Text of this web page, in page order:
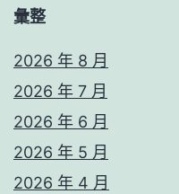
彙整
2026 年 8 月
2026 年 7 月
2026 年 6 月
2026 年 5 月
2026 年 4 月